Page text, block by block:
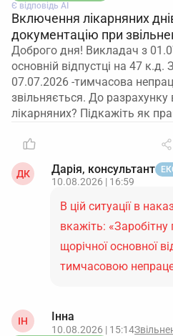
Є відповідь АІ
Включення лікарняних
документацію при
Доброго дня! Викладач з
основній відпустці на 47 к.д.
07.07.2026 -тимчасова
звільняється. До
лікарняних? Підкажіть як
ДК Дарія, консультант
10.08.2026 | 16:59
В цій ситуації в
вкажіть: «Заробітну
щорічної основної
тимчасовою
ІН Інна
10.08.2026 | 15:14